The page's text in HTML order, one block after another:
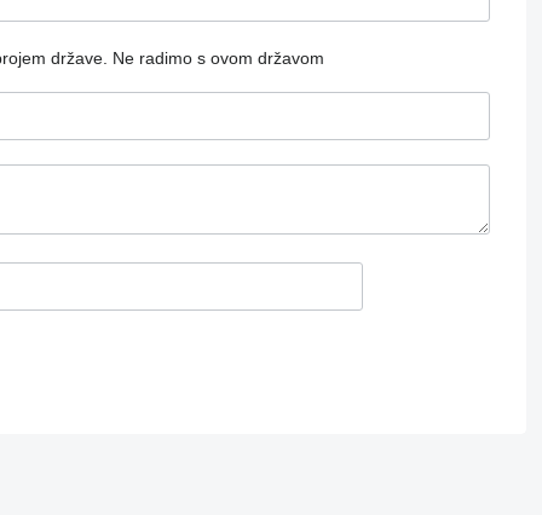
države. Ne radimo s ovom državom